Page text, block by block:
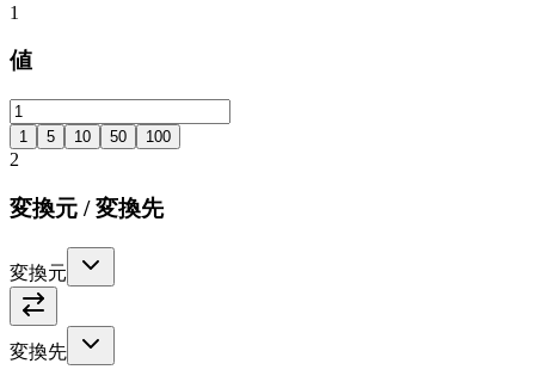
1
値
1 5 10 50 100
2
変換元 /変換先
変換元
変換先